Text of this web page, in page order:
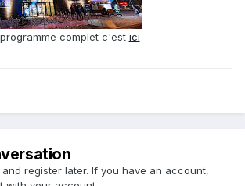
programme complet c'est ici
register later. If you have an account,